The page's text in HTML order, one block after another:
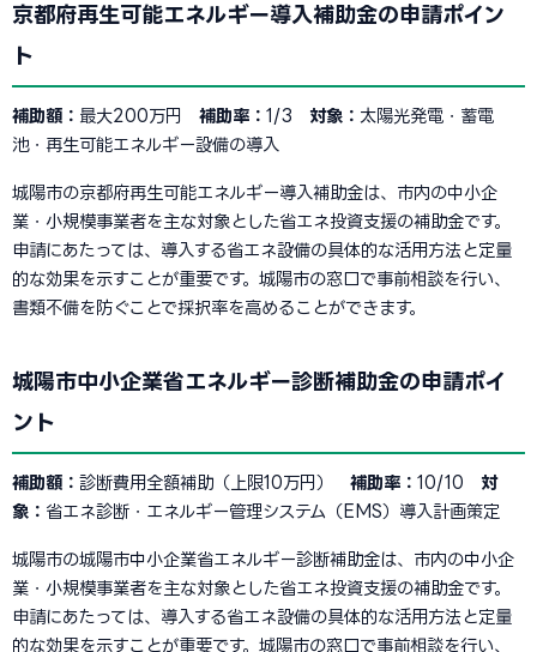
京都府再生可能エネルギー導入補助金の申請ポイン
ト
補助額： 最大200万円 補助率： 1/3 対象： 太陽光発電・蓄電
池・再生可能エネルギー設備の導入
城陽市の京都府再生可能エネルギー導入補助金は、市内の中小企
業・小規模事業者を主な対象とした省エネ投資支援の補助金です。
申請にあたっては、導入する省エネ設備の具体的な活用方法と定量
的な効果を示すことが重要です。城陽市の窓口で事前相談を行い、
書類不備を防ぐことで採択率を高めることができます。
城陽市中小企業省エネルギー診断補助金の申請ポイ
ント
補助額： 診断費用全額補助（上限10万円） 補助率： 10/10 対
象： 省エネ診断・エネルギー管理システム（EMS）導入計画策定
城陽市の城陽市中小企業省エネルギー診断補助金は、市内の中小企
業・小規模事業者を主な対象とした省エネ投資支援の補助金です。
申請にあたっては、導入する省エネ設備の具体的な活用方法と定量
的な効果を示すことが重要です。城陽市の窓口で事前相談を行い、